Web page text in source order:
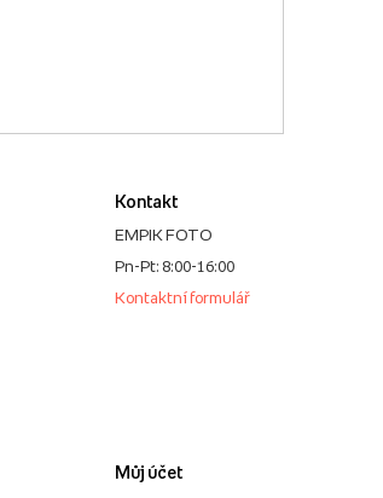
Kontakt
EMPIK FOTO
Pn-Pt: 8:00-16:00
Kontaktní formulář
Můj účet